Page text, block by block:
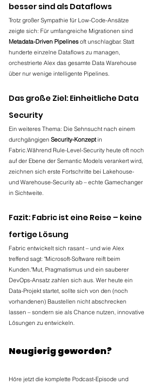
besser sind als Dataflows
Trotz großer Sympathie für Low-Code-Ansätze
zeigte sich: Für umfangreiche Migrationen sind
Metadata-Driven Pipelines oft unschlagbar. Statt
hunderte einzelne Dataflows zu managen,
orchestrierte Alex das gesamte Data Warehouse
über nur wenige intelligente Pipelines.
Das große Ziel: Einheitliche Data
Security
Ein weiteres Thema: Die Sehnsucht nach einem
durchgängigen Security-Konzept in
Fabric.Während Rule-Level-Security heute oft noch
auf der Ebene der Semantic Models verankert wird,
zeichnen sich erste Fortschritte bei Lakehouse-
und Warehouse-Security ab – echte Gamechanger
in Sichtweite.
Fazit: Fabric ist eine Reise – keine
fertige Lösung
Fabric entwickelt sich rasant – und wie Alex
treffend sagt: "Microsoft-Software reift beim
Kunden."Mut, Pragmatismus und ein sauberer
DevOps-Ansatz zahlen sich aus. Wer heute ein
Data-Projekt startet, sollte sich von den (noch
vorhandenen) Baustellen nicht abschrecken
lassen – sondern sie als Chance nutzen, innovative
Lösungen zu entwickeln.
Neugierig geworden?
Höre jetzt die komplette Podcast-Episode und